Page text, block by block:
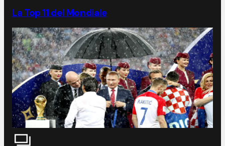
La Top 11 del Mondiale